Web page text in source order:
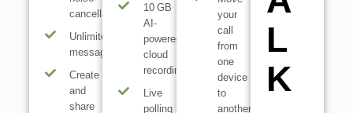
cancellation
Unlimited
messaging
Create
and
share
10 GB
AI-
powered
cloud
recording
Live
polling
your
call
from
one
device
to
another
L
K